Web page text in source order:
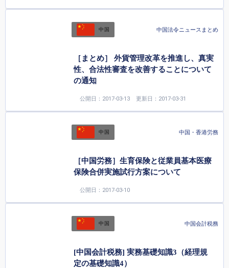
中国 中国法令ニュースまとめ
［まとめ］ 外貨管理改革を推進し、真実
性、合法性審査を改善することについて
の通知
公開日：2017-03-13 更新日：2017-03-31
中国 中国・香港労務
［中国労務］生育保険と従業員基本医療
保険合併実施試行方案について
公開日：2017-03-10
中国 中国会計税務
[中国会計税務] 実務基礎知識3（経理規
定の基礎知識4）